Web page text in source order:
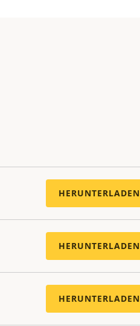
HERUNTERLADEN
HERUNTERLADEN
HERUNTERLADEN